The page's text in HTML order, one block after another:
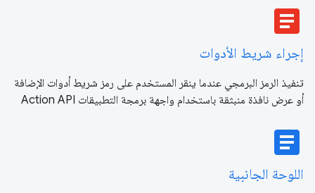
article
إجراء شريط الأدوات
تنفيذ الرمز البرمجي عندما ينقر المستخدم على رمز شريط أدوات الإضافة
أو عرض نافذة منبثقة باستخدام واجهة برمجة التطبيقات Action API
article
اللوحة الجانبية